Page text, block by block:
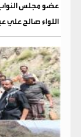
عضو مجلس
اللواء صالح علي